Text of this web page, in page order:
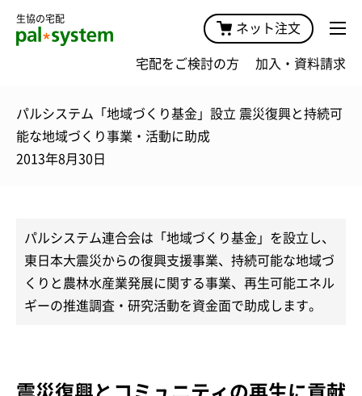
生協の宅配
ネット注文
宅配をご検討の方 加入・資料請求
パルシステム「地域づくり基金」設立 震災復興と持続可
能な地域づくり事業・活動に助成
2013年8月30日
パルシステム連合会は「地域づくり基金」を設立し、
東日本大震災からの復興支援事業、持続可能な地域づ
くりと農林水産業発展に関する事業、再生可能エネル
ギーの推進調査・研究活動を資金面で助成します。
震災復興とコミュニティの再生に貢献